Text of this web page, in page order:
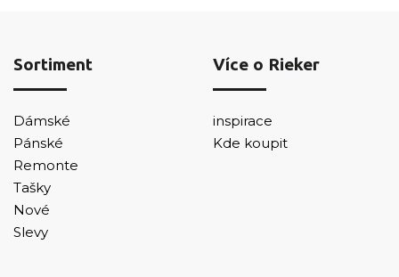
Sortiment
Dámské
Pánské
Remonte
Tašky
Nové
Slevy
Více o Rieker
inspirace
Kde koupit